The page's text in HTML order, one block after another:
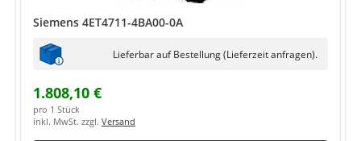
Siemens 4ET4711-4BA00-0A
Lieferbar auf Bestellung (Lieferzeit anfragen).
1.808,10 €
pro 1 Stück
inkl. MwSt. zzgl. Versand